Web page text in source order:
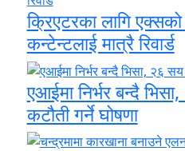
क्रिएटरका लागि
कन्टेन्टलाई मात्रै रिवार्ड
एआईमा निर्भर बन्दै
कटौती गर्ने घोषणा